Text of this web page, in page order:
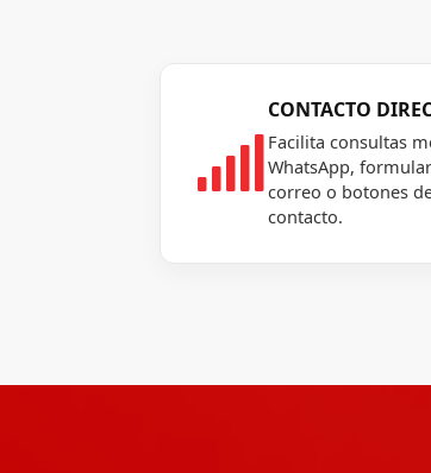

CONTACTO
Facilita consultas
WhatsApp,
correo o botones
contacto.